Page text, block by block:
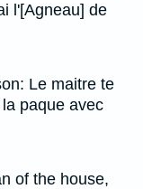
l'[Agneau] de
Le maitre te
paque avec
of the house,